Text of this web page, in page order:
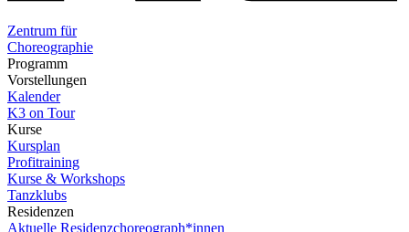
Zentrum für
Choreographie
Programm
Vorstellungen
Kalender
K3 on Tour
Kurse
Kursplan
Profitraining
Kurse & Workshops
Tanzklubs
Residenzen
Aktuelle Residenzchoreograph*innen